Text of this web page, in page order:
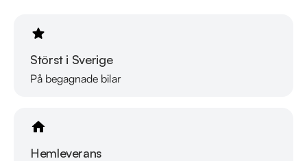
Störst i Sverige
På begagnade bilar
Hemleverans